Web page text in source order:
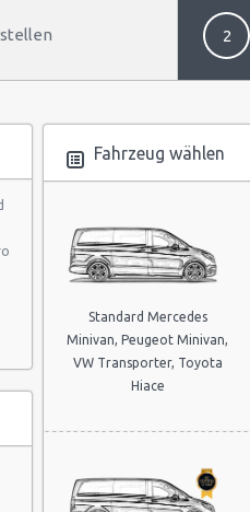
2
Fahrzeug wählen
Standard Mercedes
Minivan, Peugeot Minivan,
VW Transporter, Toyota
Hiace